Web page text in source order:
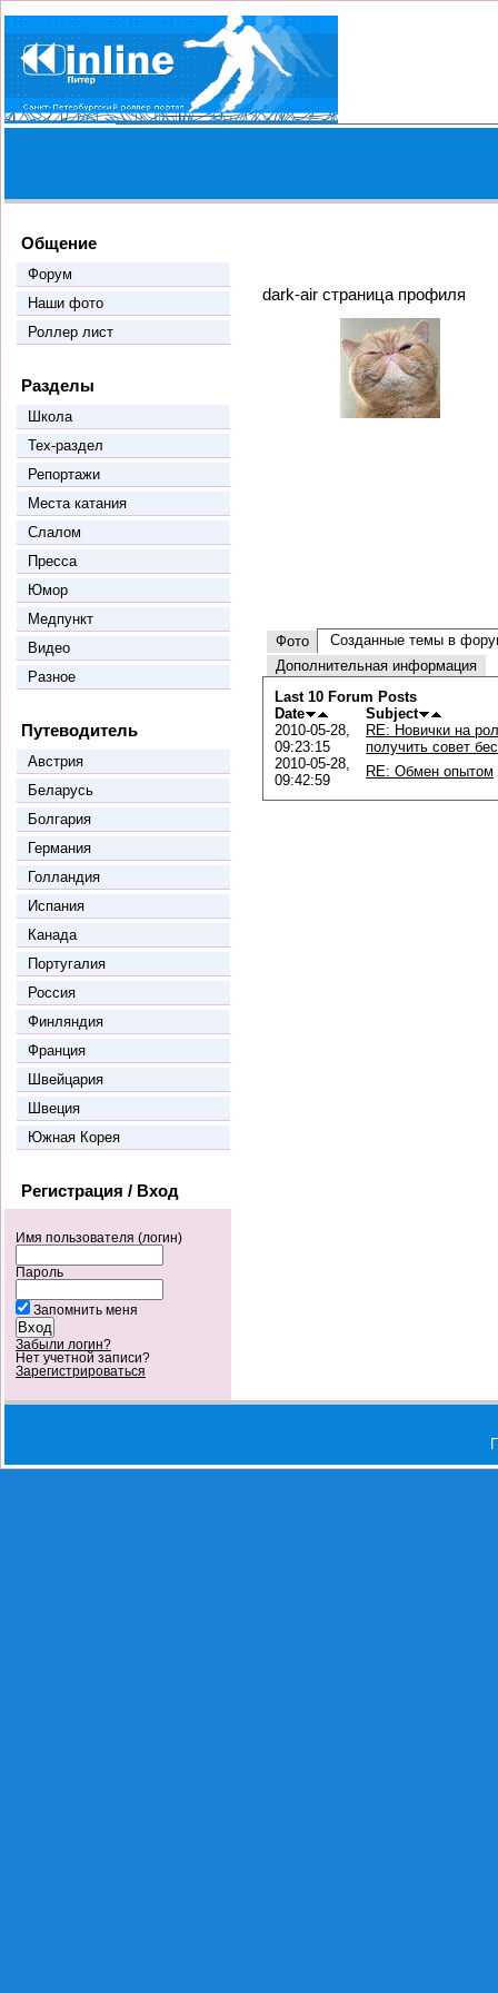
Общение
Форум
Наши фото
Роллер лист
Разделы
Школа
Тех-раздел
Репортажи
Места катания
Слалом
Пресса
Юмор
Медпункт
Видео
Разное
Путеводитель
Австрия
Беларусь
Болгария
Германия
Голландия
Испания
Канада
Португалия
Россия
Финляндия
Франция
Швейцария
Швеция
Южная Корея
Регистрация / Вход
Имя пользователя (логин)
Пароль
Запомнить меня
Забыли логин?
Нет учетной записи?
Зарегистрироваться
dark-air страница профиля
Фото
Созданные темы в
Дополнительная информация
Last 10 Forum Posts
Date
Subject
2010-05-28,
09:23:15
RE: Новички на
получить совет
2010-05-28,
09:42:59
RE: Обмен опытом